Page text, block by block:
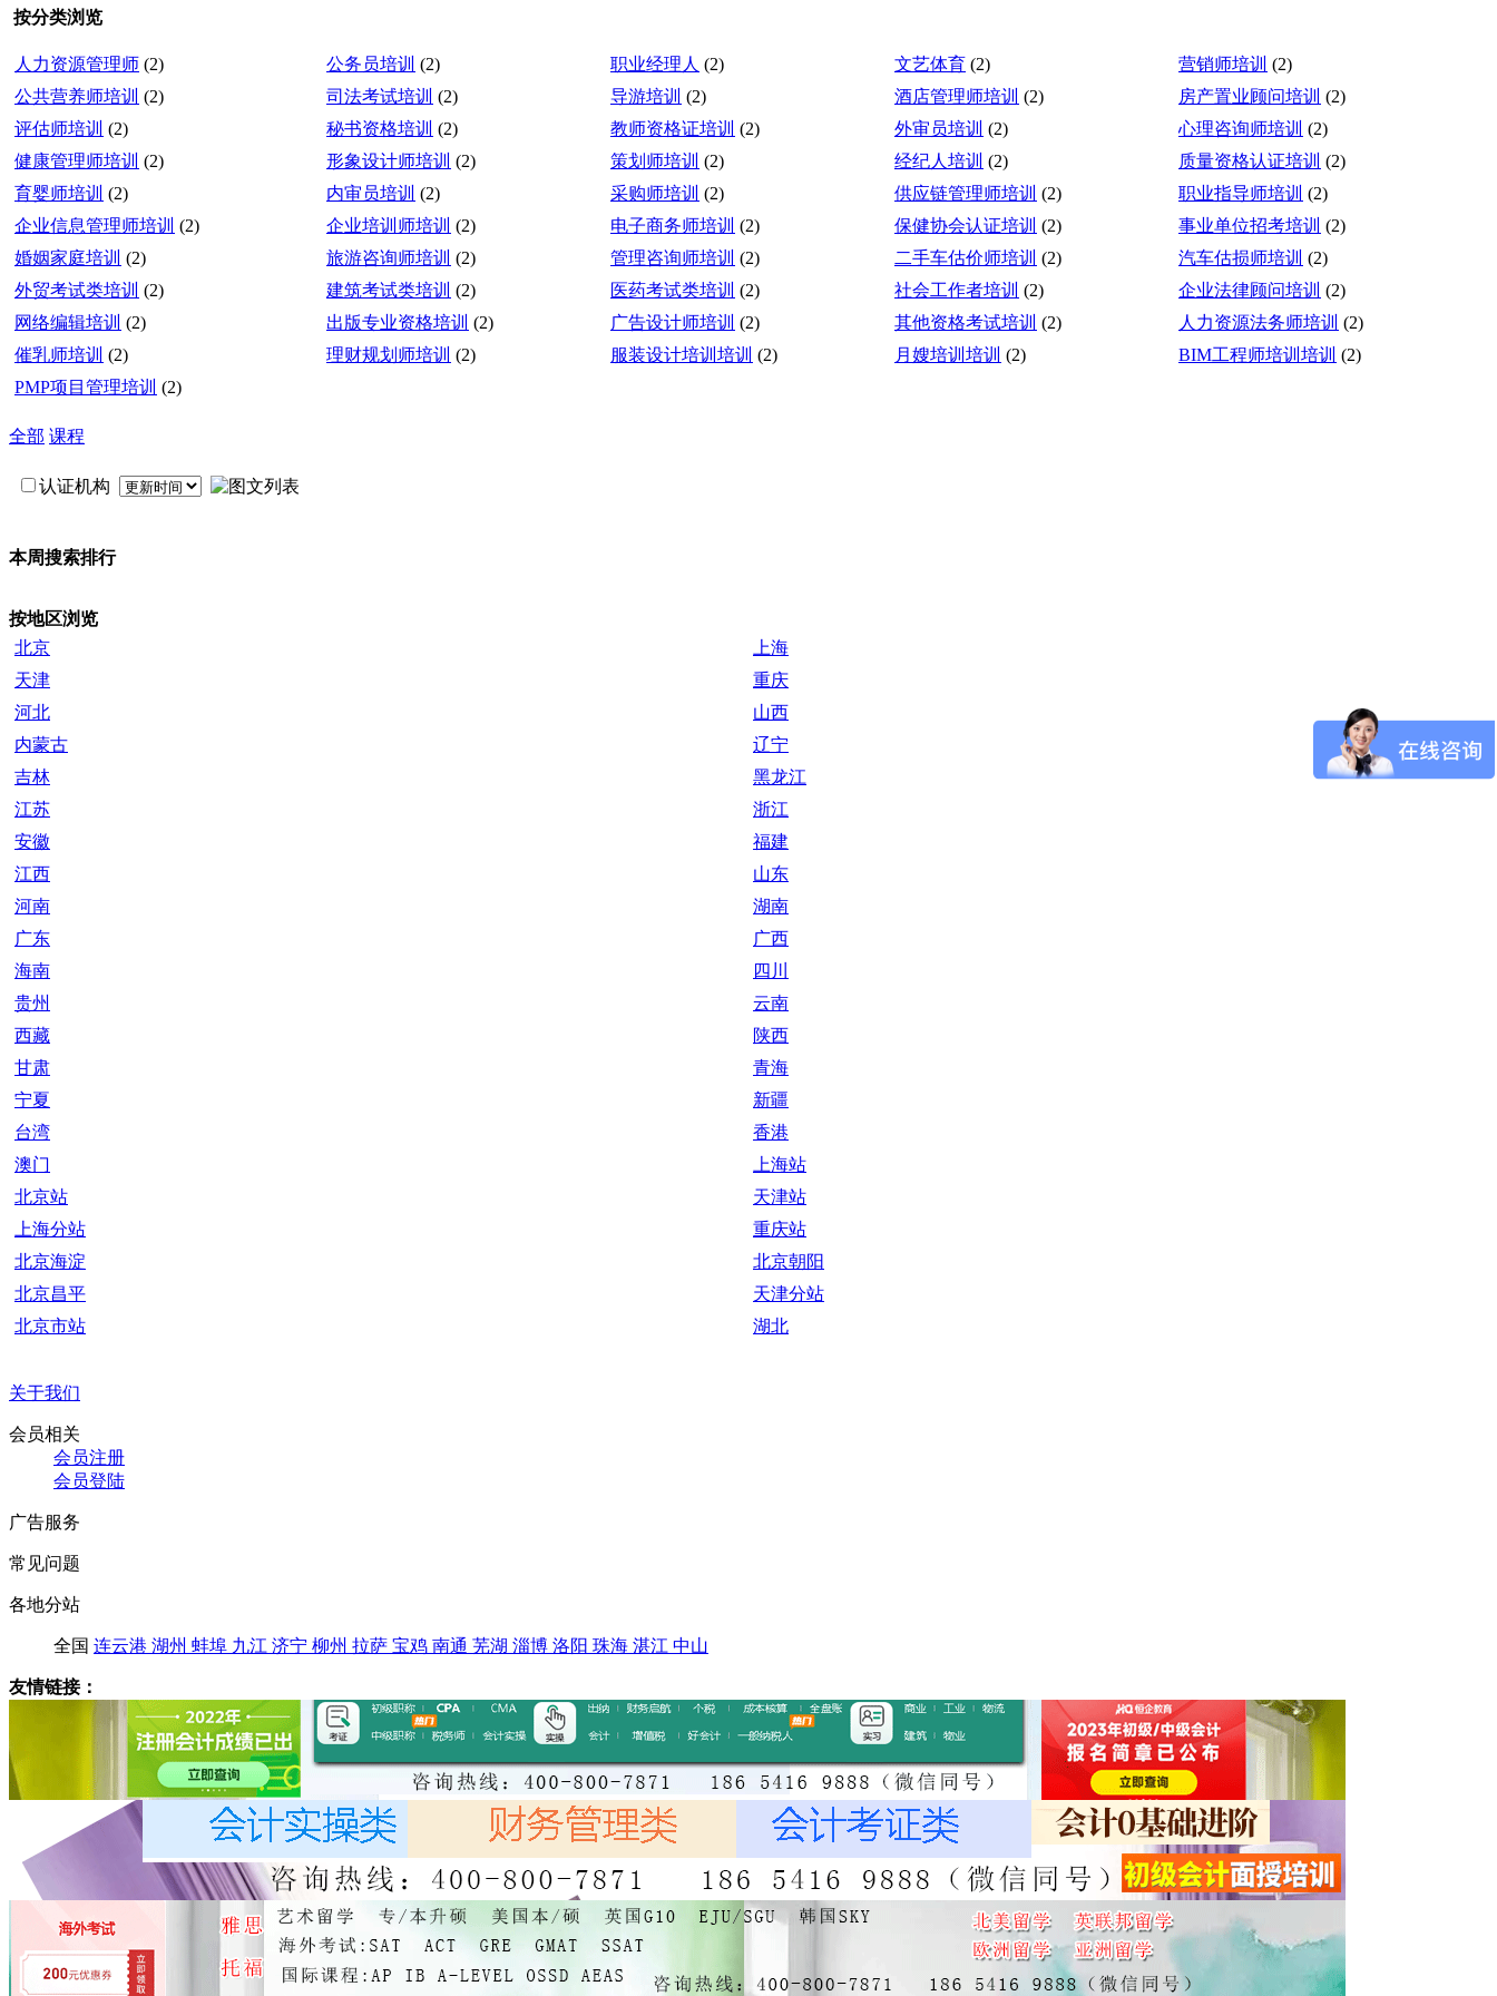
按分类浏览
人力资源管理师 (2) 公务员培训 (2) 职业经理人 (2) 文艺体育 (2) 营销师培训 (2)
公共营养师培训 (2) 司法考试培训 (2) 导游培训 (2) 酒店管理师培训 (2) 房产置业顾问培训 (2)
评估师培训 (2) 秘书资格培训 (2) 教师资格证培训 (2) 外审员培训 (2) 心理咨询师培训 (2)
健康管理师培训 (2) 形象设计师培训 (2) 策划师培训 (2) 经纪人培训 (2) 质量资格认证培训 (2)
育婴师培训 (2) 内审员培训 (2) 采购师培训 (2) 供应链管理师培训 (2) 职业指导师培训 (2)
企业信息管理师培训 (2) 企业培训师培训 (2) 电子商务师培训 (2) 保健协会认证培训 (2) 事业单位招考培训 (2)
婚姻家庭培训 (2) 旅游咨询师培训 (2) 管理咨询师培训 (2) 二手车估价师培训 (2) 汽车估损师培训 (2)
外贸考试类培训 (2) 建筑考试类培训 (2) 医药考试类培训 (2) 社会工作者培训 (2) 企业法律顾问培训 (2)
网络编辑培训 (2) 出版专业资格培训 (2) 广告设计师培训 (2) 其他资格考试培训 (2) 人力资源法务师培训 (2)
催乳师培训 (2) 理财规划师培训 (2) 服装设计培训培训 (2) 月嫂培训培训 (2) BIM工程师培训培训 (2)
PMP项目管理培训 (2)
全部 课程
认证机构
本周搜索排行
按地区浏览
北京
上海
天津
重庆
河北
山西
内蒙古
辽宁
吉林
黑龙江
江苏
浙江
安徽
福建
江西
山东
河南
湖南
广东
广西
海南
四川
贵州
云南
西藏
陕西
甘肃
青海
宁夏
新疆
台湾
香港
澳门
上海站
北京站
天津站
上海分站
重庆站
北京海淀
北京朝阳
北京昌平
天津分站
北京市站
湖北
关于我们
会员相关
会员注册
会员登陆
广告服务
常见问题
各地分站
全国 连云港 湖州 蚌埠 九江 济宁 柳州 拉萨 宝鸡 南通 芜湖 淄博 洛阳 珠海 湛江 中山
友情链接：